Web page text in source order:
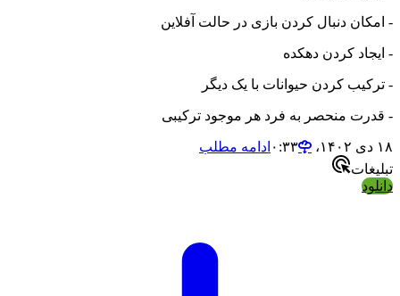
- امکان دنبال کردن بازی در حالت آفلاین
- ایجاد کردن دهکده
- ترکیب کردن حیوانات با یک دیگر
- قدرت منحصر به فرد هر موجود ترکیبی
۱۸ دی ۱۴۰۲،‏ ۰:۳۳
ادامه مطلب
تبلیغات
دانلود